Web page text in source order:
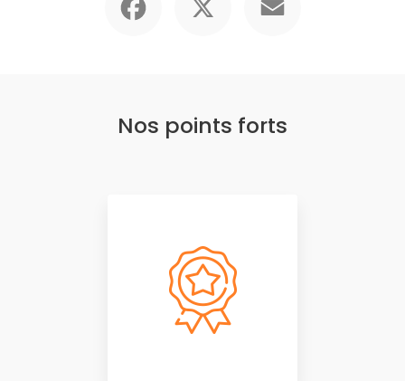
Nos points forts